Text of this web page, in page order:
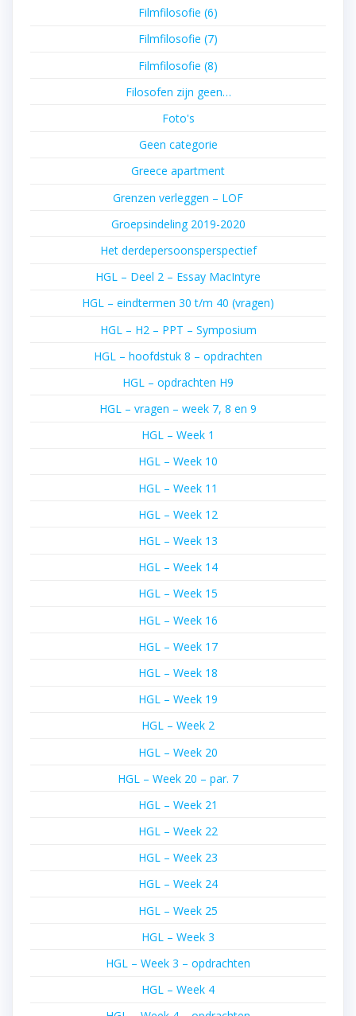
Filmfilosofie (6)
Filmfilosofie (7)
Filmfilosofie (8)
Filosofen zijn geen…
Foto's
Geen categorie
Greece apartment
Grenzen verleggen – LOF
Groepsindeling 2019-2020
Het derdepersoonsperspectief
HGL – Deel 2 – Essay MacIntyre
HGL – eindtermen 30 t/m 40 (vragen)
HGL – H2 – PPT – Symposium
HGL – hoofdstuk 8 – opdrachten
HGL – opdrachten H9
HGL – vragen – week 7, 8 en 9
HGL – Week 1
HGL – Week 10
HGL – Week 11
HGL – Week 12
HGL – Week 13
HGL – Week 14
HGL – Week 15
HGL – Week 16
HGL – Week 17
HGL – Week 18
HGL – Week 19
HGL – Week 2
HGL – Week 20
HGL – Week 20 – par. 7
HGL – Week 21
HGL – Week 22
HGL – Week 23
HGL – Week 24
HGL – Week 25
HGL – Week 3
HGL – Week 3 – opdrachten
HGL – Week 4